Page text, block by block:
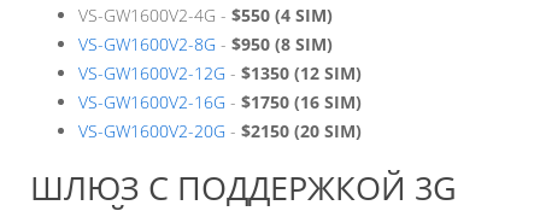
VS-GW1600V2-4G - $550 (4 SIM)
VS-GW1600V2-8G - $950 (8 SIM)
VS-GW1600V2-12G - $1350 (12 SIM)
VS-GW1600V2-16G - $1750 (16 SIM)
VS-GW1600V2-20G - $2150 (20 SIM)
ШЛЮЗ С ПОДДЕРЖКОЙ 3G